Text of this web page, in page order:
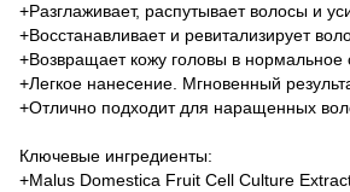
+Разглаживает, распутывает волосы и
+Восстанавливает и ревитализирует
+Возвращает кожу головы в нормальное
+Легкое нанесение. Мгновенный
+Отлично подходит для наращенных
Ключевые ингредиенты:
+Malus Domestica Fruit Cell Culture Extract